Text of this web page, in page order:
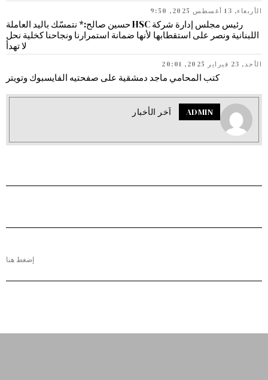
الأربعاء, 13 أغسطس 2025, 9:50
رئيس مجلس إدارة شركة HSC حسين صالح:* نتمسّك باليد العاملة
اللبنانية ونصر على استقطابها لأنها ضمانة استمرارنا ونجاحنا كخلية نحل
لا تهدأ
الأحد, 23 فبراير 2025, 20:01
كتب المحامي ماجد دمشقية على صفحتيه الفايسبوك وتويتر
ADMIN اَخر الأخبار
إضغط هنا